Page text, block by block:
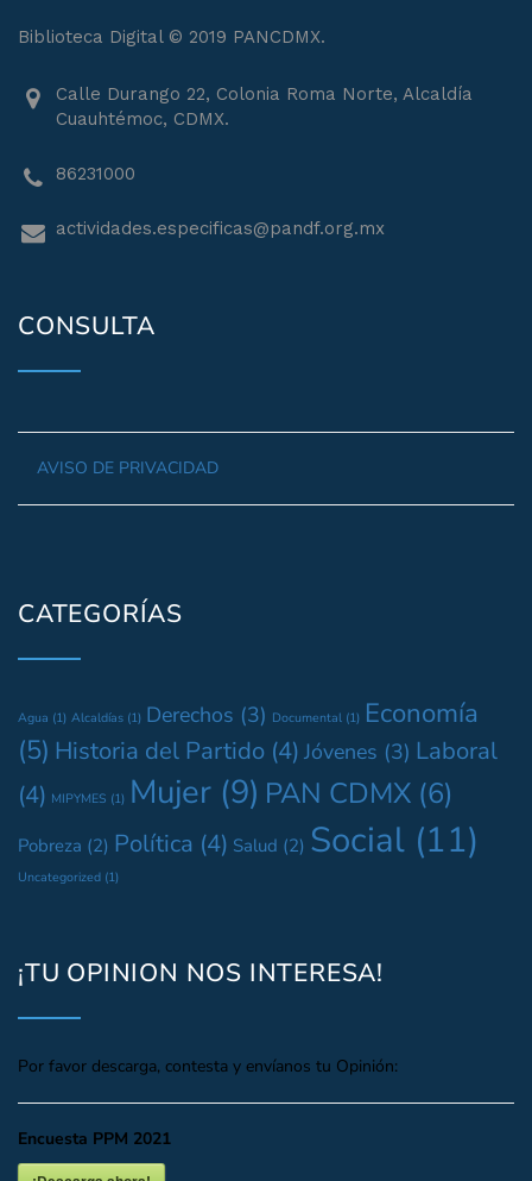
Biblioteca Digital © 2019 PANCDMX.
Calle Durango 22, Colonia Roma Norte, Alcaldía
Cuauhtémoc, CDMX.
86231000
actividades.especificas@pandf.org.mx
CONSULTA
AVISO DE PRIVACIDAD
CATEGORÍAS
Agua (1) Alcaldías (1) Derechos (3) Documental (1) Economía
(5) Historia del Partido (4) Jóvenes (3) Laboral
(4) MIPYMES (1) Mujer (9) PAN CDMX (6)
Pobreza (2) Política (4) Salud (2) Social (11)
Uncategorized (1)
¡TU OPINION NOS INTERESA!
Por favor descarga, contesta y envíanos tu Opinión:
Encuesta PPM 2021